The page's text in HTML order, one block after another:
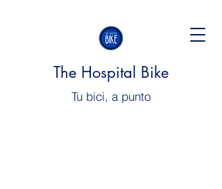
The Hospital Bike
Tu bici, a punto